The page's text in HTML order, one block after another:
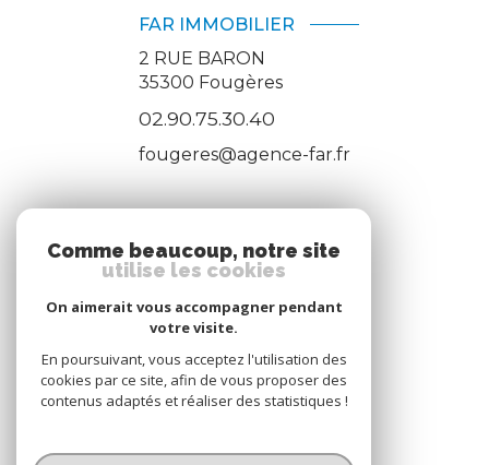
FAR IMMOBILIER
2 RUE BARON
35300 Fougères
02.90.75.30.40
fougeres@agence-far.fr
ADHÉRENTS
Nous adhérons
© 2026 | Tous droits réservés
Comme beaucoup, notre site
utilise les cookies
On aimerait vous accompagner pendant
votre visite.
En poursuivant, vous acceptez l'utilisation des
cookies par ce site, afin de vous proposer des
contenus adaptés et réaliser des statistiques !